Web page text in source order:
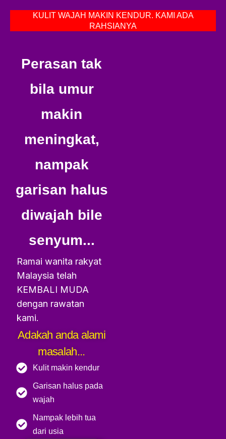
KULIT WAJAH MAKIN KENDUR. KAMI ADA
RAHSIANYA
Perasan tak
bila umur
makin
meningkat,
nampak
garisan halus
diwajah bile
senyum...
Ramai wanita rakyat
Malaysia telah
KEMBALI MUDA
dengan rawatan
kami.
Adakah anda alami
masalah...
Kulit makin kendur
Garisan halus pada
wajah
Nampak lebih tua
dari usia